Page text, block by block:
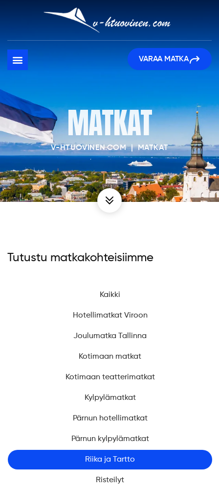
VARAA MATKA
MATKAT
V-HTUOVINEN.COM|MATKAT
Tutustu matkakohteisiimme
Kaikki
Hotellimatkat Viroon
Joulumatka Tallinna
Kotimaan matkat
Kotimaan teatterimatkat
Kylpylämatkat
Pärnun hotellimatkat
Pärnun kylpylämatkat
Riika ja Tartto
Risteilyt